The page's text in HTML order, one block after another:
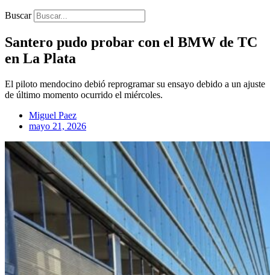
Buscar
Santero pudo probar con el BMW de TC
en La Plata
El piloto mendocino debió reprogramar su ensayo debido a un ajuste
de último momento ocurrido el miércoles.
Miguel Paez
mayo 21, 2026